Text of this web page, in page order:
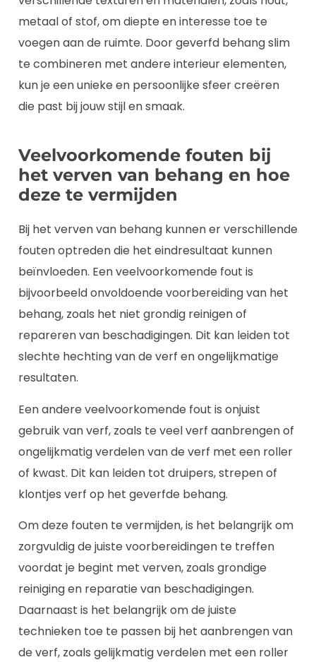
metaal of stof, om diepte en interesse toe te
voegen aan de ruimte. Door geverfd behang slim
te combineren met andere interieur elementen,
kun je een unieke en persoonlijke sfeer creëren
die past bij jouw stijl en smaak.
Veelvoorkomende fouten bij
het verven van behang en hoe
deze te vermijden
Bij het verven van behang kunnen er verschillende
fouten optreden die het eindresultaat kunnen
beïnvloeden. Een veelvoorkomende fout is
bijvoorbeeld onvoldoende voorbereiding van het
behang, zoals het niet grondig reinigen of
repareren van beschadigingen. Dit kan leiden tot
slechte hechting van de verf en ongelijkmatige
resultaten.
Een andere veelvoorkomende fout is onjuist
gebruik van verf, zoals te veel verf aanbrengen of
ongelijkmatig verdelen van de verf met een roller
of kwast. Dit kan leiden tot druipers, strepen of
klontjes verf op het geverfde behang.
Om deze fouten te vermijden, is het belangrijk om
zorgvuldig de juiste voorbereidingen te treffen
voordat je begint met verven, zoals grondige
reiniging en reparatie van beschadigingen.
Daarnaast is het belangrijk om de juiste
technieken toe te passen bij het aanbrengen van
de verf, zoals gelijkmatig verdelen met een roller